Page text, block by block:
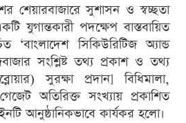
শেয়ারবাজারে সুশাসন ও স্বচ্ছতা
যুগান্তকারী পদক্ষেপ বাস্তবায়িত
সিকিউরিটিজ অ্যান্ড
সংশ্লিষ্ট তথ্য প্রকাশ ও তথ্য
সুরক্ষা প্রদান] বিধিমালা,
অতিরিক্ত সংখ্যায় প্রকাশিত
আনুষ্ঠানিকভাবে কার্যকর হলো।